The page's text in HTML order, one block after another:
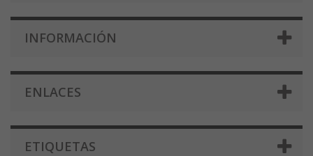
INFORMACIÓN
ENLACES
ETIQUETAS